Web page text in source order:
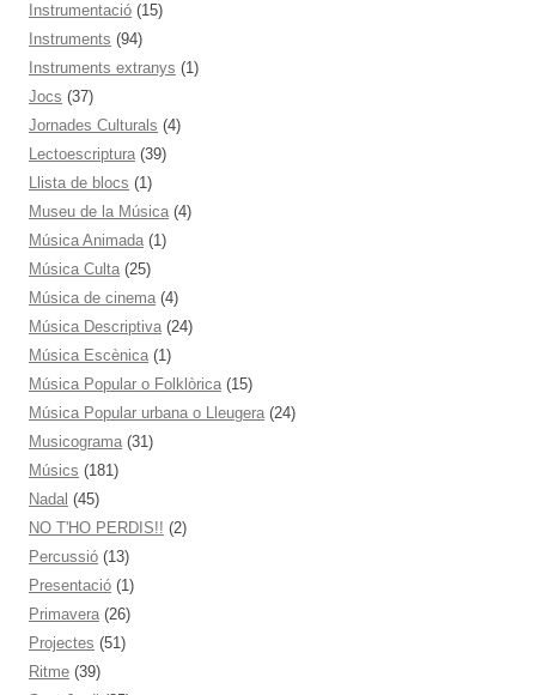
Instrumentació (15)
Instruments (94)
Instruments extranys (1)
Jocs (37)
Jornades Culturals (4)
Lectoescriptura (39)
Llista de blocs (1)
Museu de la Música (4)
Música Animada (1)
Música Culta (25)
Música de cinema (4)
Música Descriptiva (24)
Música Escènica (1)
Música Popular o Folklòrica (15)
Música Popular urbana o Lleugera (24)
Musicograma (31)
Músics (181)
Nadal (45)
NO T'HO PERDIS!! (2)
Percussió (13)
Presentació (1)
Primavera (26)
Projectes (51)
Ritme (39)